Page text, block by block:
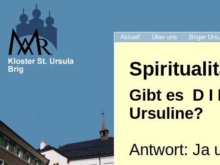
Aktuell Über uns Briger
Gibt es D I
Ursuline?
Antwort: Ja